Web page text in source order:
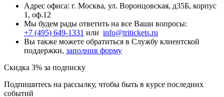
Адрес офиса: г. Москва, ул. Воронцовская, д35Б, корпус
1, оф.12
Мы будем рады ответить на все Ваши вопросы:
+7 (495) 649-1331 или info@tritickets.ru
Вы также можете обратиться в Службу клиентской
поддержки, заполнив форму
Скидка 3% за подписку
Подпишитесь на рассылку, чтобы быть в курсе последних
событий